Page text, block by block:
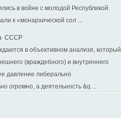
в войне с молодой Республикой.
к «монархической сол ...
СССР
в объективном анализе, который
(враждебного) и внутреннего
давление либерально
огромно, а деятельность &q ...